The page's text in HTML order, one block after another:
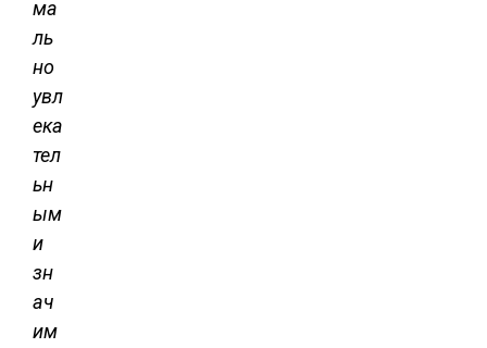
ма
ль
но
увл
ека
тел
ьн
ым
и
зн
ач
им